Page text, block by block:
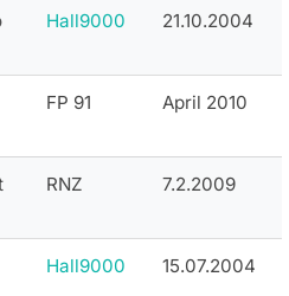
Hall9000 21.10.2004
FP 91 April 2010
RNZ 7.2.2009
Hall9000 15.07.2004